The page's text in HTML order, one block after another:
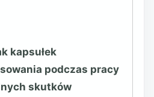
kapsułek
podczas pracy
skutków